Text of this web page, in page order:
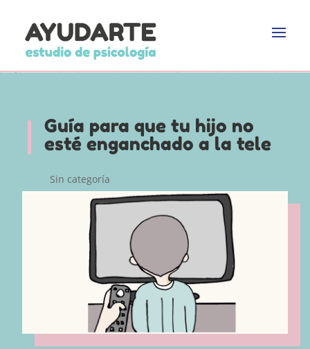
Guía para que tu hijo no
esté enganchado a la tele
Sin categoría